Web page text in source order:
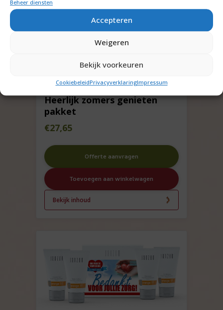
Beheer diensten
Accepteren
Weigeren
Bekijk voorkeuren
CookiebeleidPrivacyverklaringImpressum
Heerlijk zomers genieten
pakket
€27,65
Offerte aanvragen
Toevoegen aan winkelwagen
Bekijk inhoud